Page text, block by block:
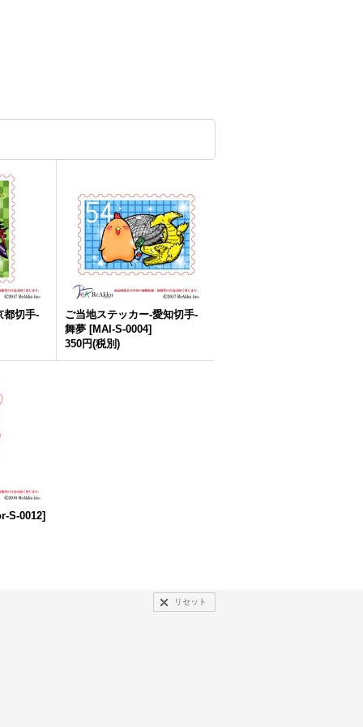
都切手-
ご当地ステッカー-愛知切手-
舞夢 [MAI-S-0004]
350円(税別)
S-0012]
リセット